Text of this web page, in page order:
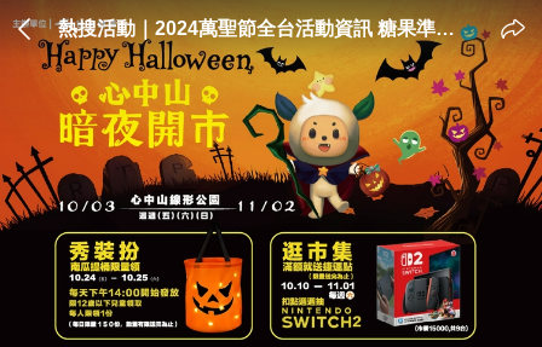
熱搜活動｜2024萬聖節全台活動資訊 糖果準備
好！全台最有節慶氛圍感的地方在這裡！ -
ReadyGo